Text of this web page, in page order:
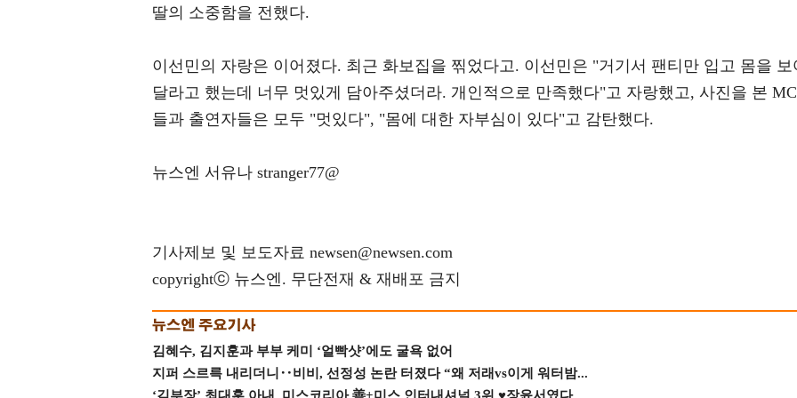
딸의 소중함을 전했다.
이선민의 자랑은 이어졌다. 최근 화보집을 찎었다고. 이선민은 "거기서 팬티만 입고 몸을 보
달라고 했는데 너무 멋있게 담아주셨더라. 개인적으로 만족했다"고 자랑했고, 사진을 본 MC
들과 출연자들은 모두 "멋있다", "몸에 대한 자부심이 있다"고 감탄했다.
뉴스엔 서유나 stranger77@
기사제보 및 보도자료 newsen@newsen.com
copyrightⓒ 뉴스엔. 무단전재 & 재배포 금지
김혜수, 김지훈과 부부 케미 ‘얼빡샷’에도 굴욕 없어
지퍼 스르륵 내리더니‥비비, 선정성 논란 터졌다 “왜 저래vs이게 워터밤...